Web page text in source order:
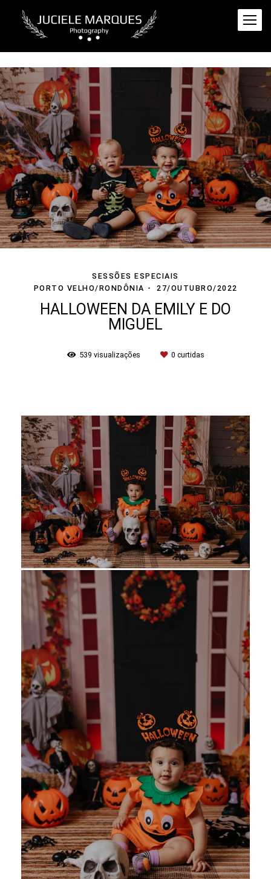
SESSÕES ESPECIAIS
PORTO VELHO/RONDÔNIA
27/OUTUBRO/2022
HALLOWEEN DA EMILY E DO
MIGUEL
539 visualizações 0 curtidas